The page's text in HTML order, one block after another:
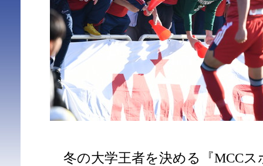
冬の大学王者を決める『MCCス